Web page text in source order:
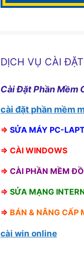
DỊCH VỤ CÀI ĐẶT
Cài Đặt Phần Mềm
cài đặt phần mềm
⇒ SỬA MÁY PC-
⇒ CÀI WINDOWS
⇒ CÀI PHẦN MỀM
⇒ SỬA MẠNG
⇒ BÁN & NÂNG CẤP
cài win online